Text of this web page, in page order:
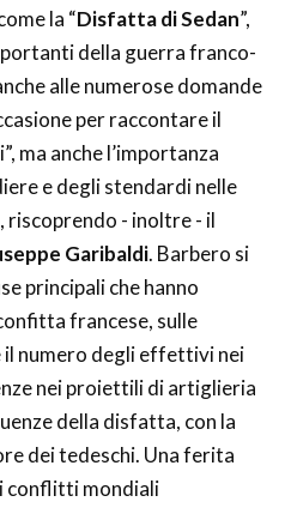
la “Disfatta di Sedan”,
della guerra franco-
alle numerose domande
per raccontare il
ma anche l’importanza
e degli stendardi nelle
- inoltre - il
Garibaldi. Barbero si
principali che hanno
francese, sulle
numero degli effettivi nei
nei proiettili di artiglieria
della disfatta, con la
dei tedeschi. Una ferita
conflitti mondiali